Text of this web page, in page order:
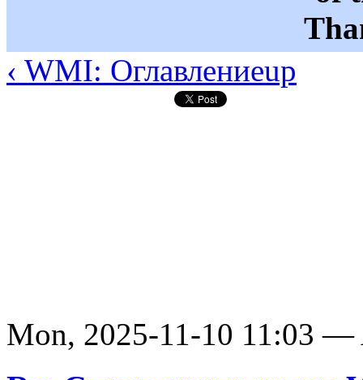
‹ WMI: Оглавлениеup
Mon, 2025-11-10 11:03 —